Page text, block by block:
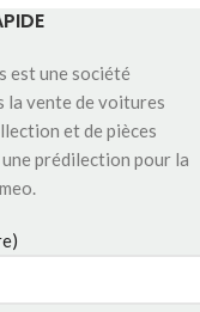
une société
la vente de voitures
et de pièces
prédilection pour la